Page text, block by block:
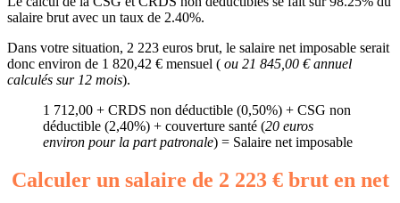
salaire brut avec un taux de 2.40%.
Dans votre situation, 2 223 euros brut, le salaire net imposable serait
donc environ de 1 820,42 € mensuel ( ou 21 845,00 € annuel
calculés sur 12 mois).
1 712,00 + CRDS non déductible (0,50%) + CSG non
déductible (2,40%) + couverture santé (20 euros
environ pour la part patronale) = Salaire net imposable
Calculer un salaire de 2 223 € brut en net